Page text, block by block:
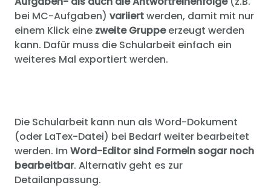
bei MC-Aufgaben) variiertwerden, damit mit nur
einem Klick eine zweite Gruppeerzeugt werden
kann. Dafür muss die Schularbeit einfach ein
weiteres Mal exportiert werden.
Die Schularbeit kann nun als Word-Dokument
(oder LaTex-Datei) bei Bedarf weiter bearbeitet
werden. ImWord-Editor sind Formeln sogar noch
bearbeitbar. Alternativ geht es zur
Detailanpassung.